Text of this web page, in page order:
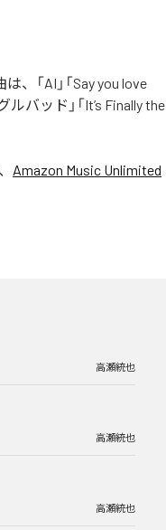
「AI」「Say you love
ルバッド」「It’s Finally the
、 Amazon Music Unlimited
高瀬統也
高瀬統也
高瀬統也